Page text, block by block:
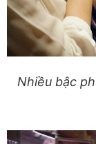
Nhiều bậc